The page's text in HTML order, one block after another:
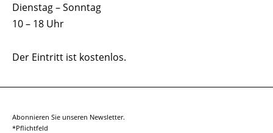
Dienstag – Sonntag
10 – 18 Uhr
Der Eintritt ist kostenlos.
Abonnieren Sie unseren Newsletter.
*Pflichtfeld